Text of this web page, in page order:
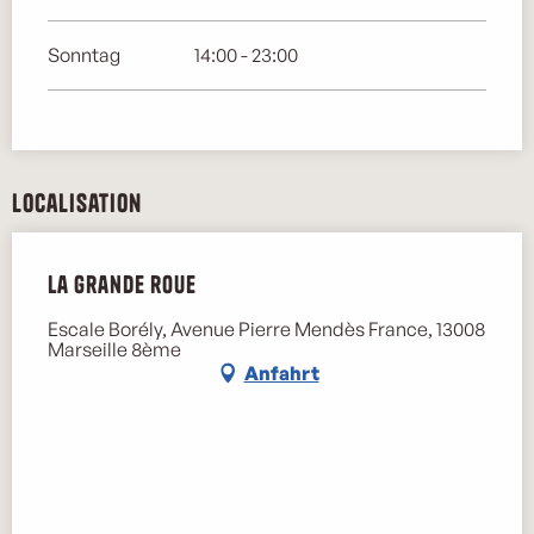
Sonntag 14:00 - 23:00
Localisation
La grande roue
Escale Borély, Avenue Pierre Mendès France, 13008
Marseille 8ème
Anfahrt